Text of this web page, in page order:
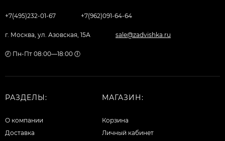
+7(495)232-01-67 +7(962)091-64-64
г. Москва, ул. Азовская, 15А sale@zadvishka.ru
🕗 Пн-Пт 08:00—18:00 🕕
РАЗДЕЛЫ:
О компании
Доставка
МАГАЗИН:
Корзина
Личный кабинет